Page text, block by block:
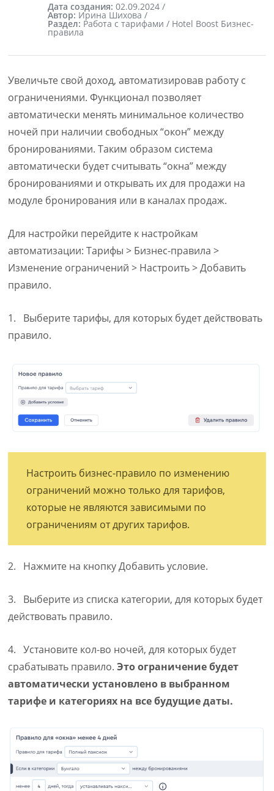
Дата создания:02.09.2024 /
Автор: Ирина Шихова /
Раздел: Работа с тарифами / Hotel Boost Бизнес-
правила
Увеличьте свой доход, автоматизировав работу с
ограничениями. Функционал позволяет
автоматически менять минимальное количество
ночей при наличии свободных “окон” между
бронированиями. Таким образом система
автоматически будет считывать “окна” между
бронированиями и открывать их для продажи на
модуле бронирования или в каналах продаж.
Для настройки перейдите к настройкам
автоматизации: Тарифы > Бизнес-правила >
Изменение ограничений > Настроить > Добавить
правило.
1. Выберите тарифы, для которых будет действовать
правило.
Настроить бизнес-правило по изменению
ограничений можно только для тарифов,
которые не являются зависимыми по
ограничениям от других тарифов.
2. Нажмите на кнопку Добавить условие.
3. Выберите из списка категории, для которых будет
действовать правило.
4. Установите кол-во ночей, для которых будет
срабатывать правило.Это ограничение будет
автоматически установлено в выбранном
тарифе и категориях на все будущие даты.